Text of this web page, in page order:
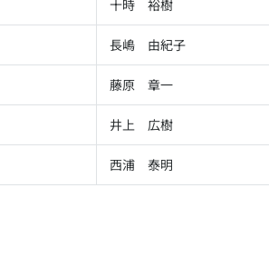
十時 裕樹
長嶋 由紀子
藤原 章一
井上 広樹
西浦 泰明